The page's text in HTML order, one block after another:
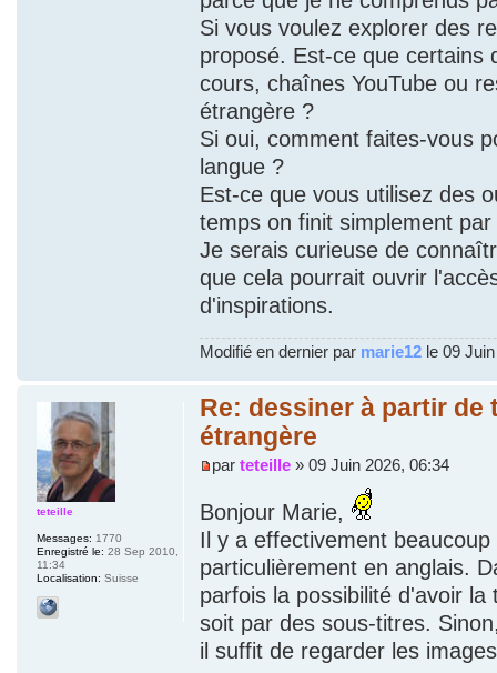
Si vous voulez explorer des
proposé. Est-ce que certains
cours, chaînes YouTube ou
étrangère ?
Si oui, comment faites-vous
langue ?
Est-ce que vous utilisez des
temps on finit simplement
Je serais curieuse de
que cela pourrait ouvrir
d'inspirations.
Modifié en dernier par marie12 le 09
Re: dessiner à partir
étrangère
parteteille » 09 Juin 2026, 06:34
Bonjour Marie,
Il y a effectivement
particulièrement en anglais.
parfois la possibilité d'avoir
soit par des sous-titres.
il suffit de regarder les
teteille
Messages: 1770
Enregistré le: 28 Sep 2010,
11:34
Localisation: Suisse